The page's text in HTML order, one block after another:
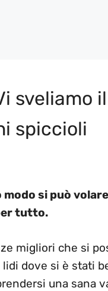
sveliamo
spiccioli
si può
tutto.
migliori che si
dove si è stati
una sana